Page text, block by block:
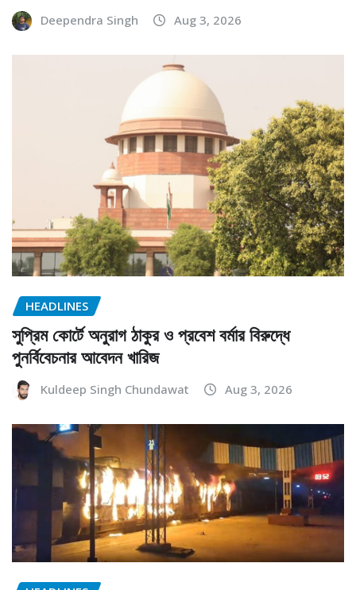
Deependra Singh Aug 3, 2026
HEADLINES
সুপ্রিম কোর্টে অনুরাগ ঠাকুর ও প্রবেশ বর্মার বিরুদ্ধে
পুনর্বিবেচনার আবেদন খারিজ
Kuldeep Singh Chundawat Aug 3, 2026